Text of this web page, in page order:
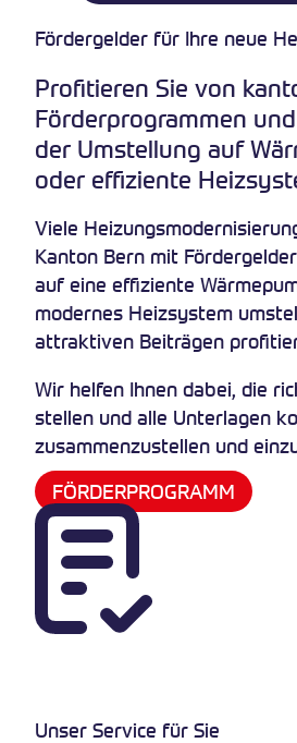
Fördergelder für Ihre neue
Profitieren Sie von
Förderprogrammen
der Umstellung auf
oder effiziente
Viele
Kanton Bern mit
auf eine effiziente
modernes Heizsystem
attraktiven Beiträgen
Wir helfen Ihnen dabei, die
stellen und alle Unterlagen
zusammenzustellen und
FÖRDERPROGRAMM
Unser Service für Sie